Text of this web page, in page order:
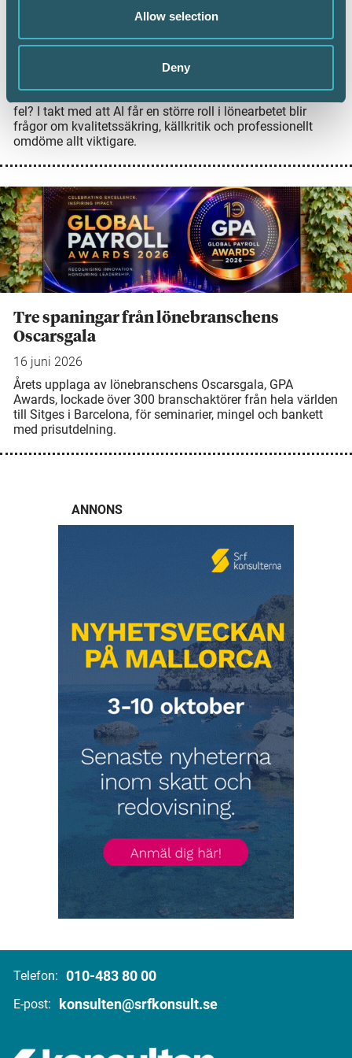
Allow selection
Deny
ansvarar när något blir fel?
16 juni 2026
AI kan beräkna semesterlön, generera
fel? I takt med att AI får en större roll i lönearbetet blir
frågor om kvalitetssäkring, källkritik och professionellt
omdöme allt viktigare.
Tre spaningar från lönebranschens
Oscarsgala
16 juni 2026
Årets upplaga av lönebranschens Oscarsgala, GPA
Awards, lockade över 300 branschaktörer från hela världen
till Sitges i Barcelona, för seminarier, mingel och bankett
med prisutdelning.
ANNONS
Telefon: 010-483 80 00
E-post: konsulten@srfkonsult.se